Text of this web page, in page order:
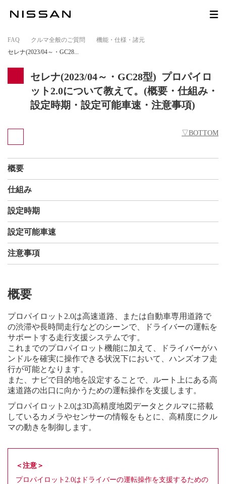
FAQ クルマ全般のご質問 機能・仕様・諸元
セレナ(2023/04～・GC28...
セレナ(2023/04～・GC28型) プロパイロ
ット2.0について教えて。(概要・仕組み・
設定時期・設定可能車速・注意事項)
▽BOTTOM
概要
仕組み
設定時期
設定可能車速
注意事項
概要
プロパイロット2.0は高速道路、または自動車専用道路で
の渋滞や長時間走行などのシーンで、ドライバーの運転を
サポートする走行支援システムです。
これまでのプロパイロット機能に加えて、ドライバーがハ
ンドルを確実に操作できる状況下において、ハンズオフ走
行が可能となります。
また、ナビで目的地を設定することで、ルート上にある高
速道路の出口に向かうための運転操作を支援します。
プロパイロット2.0は3D高精度地図データとクルマに搭載
しているカメラやセンサーの情報をもとに、高精度にクル
マの動きを制御します。
＜注意＞
プロパイロット2.0はドライバーの運転操作を支援するための